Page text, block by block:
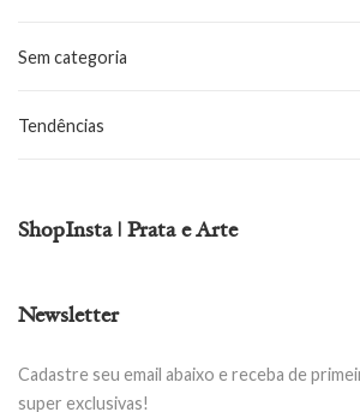
Sem categoria
Tendências
ShopInsta | Prata e Arte
Newsletter
Cadastre seu email abaixo e receba de
super exclusivas!